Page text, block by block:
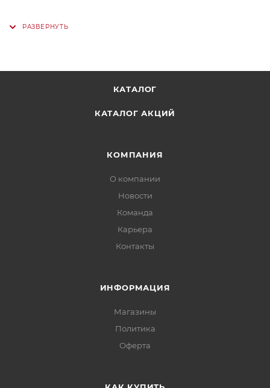
КАТАЛОГ
КАТАЛОГ АКЦИЙ
КОМПАНИЯ
О компании
Новости
Команда
Карьера
Контакты
ИНФОРМАЦИЯ
Магазины
Политика
Офертa